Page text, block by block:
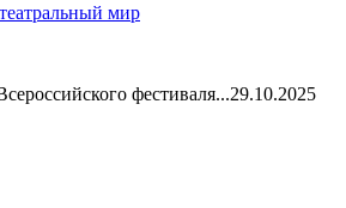
мир
фестиваля...29.10.2025